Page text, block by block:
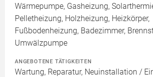
Wärmepumpe, Gasheizung,
Pelletheizung, Holzheizung, Heizkörper,
Fußbodenheizung, Badezimmer,
Umwälzpumpe
ANGEBOTENE TÄTIGKEITEN
Wartung, Reparatur, Neuinstallation /